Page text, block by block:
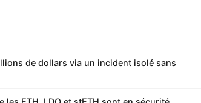
de dollars via un incident isolé sans